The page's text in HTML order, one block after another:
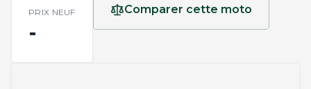
PRIX NEUF
-
Comparer cette moto